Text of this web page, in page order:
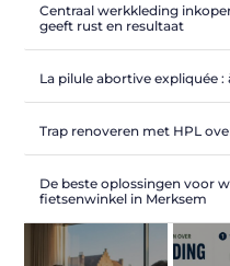
Centraal werkkleding
geeft rust en resultaat
La pilule abortive expliquée
Trap renoveren met HPL
De beste oplossingen voor
fietsenwinkel in Merksem